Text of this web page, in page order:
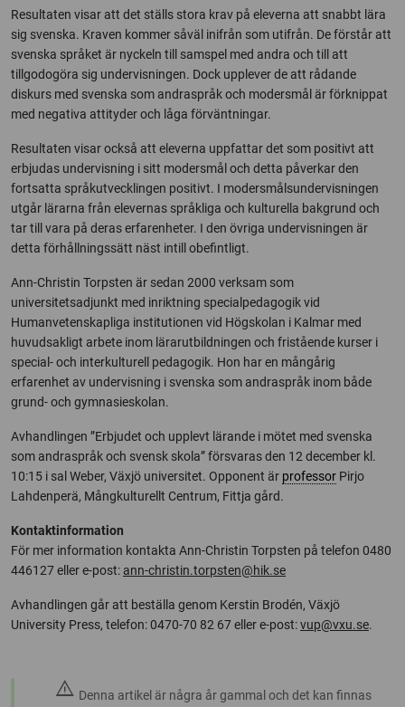
Resultaten visar att det ställs stora krav på eleverna att snabbt lära
sig svenska. Kraven kommer såväl inifrån som utifrån. De förstår att
svenska språket är nyckeln till samspel med andra och till att
tillgodogöra sig undervisningen. Dock upplever de att rådande
diskurs med svenska som andraspråk och modersmål är förknippat
med negativa attityder och låga förväntningar.
Resultaten visar också att eleverna uppfattar det som positivt att
erbjudas undervisning i sitt modersmål och detta påverkar den
fortsatta språkutvecklingen positivt. I modersmålsundervisningen
utgår lärarna från elevernas språkliga och kulturella bakgrund och
tar till vara på deras erfarenheter. I den övriga undervisningen är
detta förhållningssätt näst intill obefintligt.
Ann-Christin Torpsten är sedan 2000 verksam som
universitetsadjunkt med inriktning specialpedagogik vid
Humanvetenskapliga institutionen vid Högskolan i Kalmar med
huvudsakligt arbete inom lärarutbildningen och fristående kurser i
special- och interkulturell pedagogik. Hon har en mångårig
erfarenhet av undervisning i svenska som andraspråk inom både
grund- och gymnasieskolan.
Avhandlingen ”Erbjudet och upplevt lärande i mötet med svenska
som andraspråk och svensk skola” försvaras den 12 december kl.
10:15 i sal Weber, Växjö universitet. Opponent är professor Pirjo
Lahdenperä, Mångkulturellt Centrum, Fittja gård.
Kontaktinformation
För mer information kontakta Ann-Christin Torpsten på telefon 0480
446127 eller e-post:ann-christin.torpsten@hik.se
Avhandlingen går att beställa genom Kerstin Brodén, Växjö
University Press, telefon: 0470-70 82 67 eller e-post:vup@vxu.se.
warning Denna artikel är några år gammal och det kan finnas